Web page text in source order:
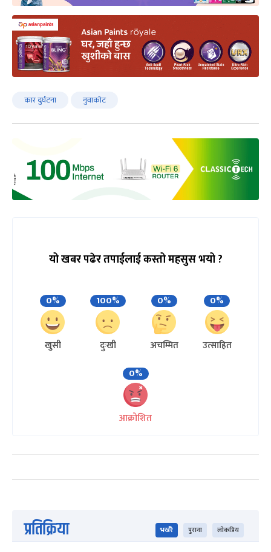
कार दुर्घटना नुवाकोट
यो खबर पढेर तपाईलाई कस्तो महसुस भयो ?
0%
खुसी
100%
दुःखी
0%
अचम्मित
0%
उत्साहित
0%
आक्रोशित
प्रतिक्रिया भर्खरै पुराना लोकप्रिय